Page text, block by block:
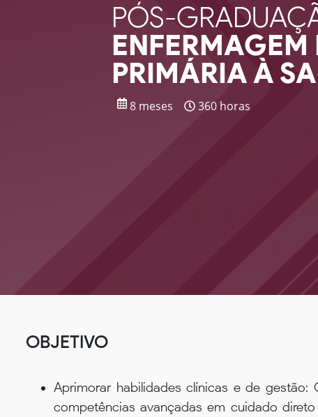
PÓS-
PRIMÁRIA À
8 meses 360 horas
OBJETIVO
Aprimorar habilidades clínicas e de
competências avançadas em cuidado